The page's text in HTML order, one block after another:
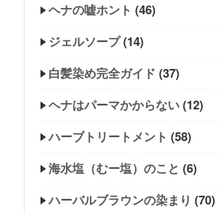
ヘナの嘘ホント (46)
ジェルソープ(14)
白髪染め完全ガイド (37)
ヘナはパーマかからない(12)
ハーブトリートメント (58)
海水塩（むー塩）のこと (6)
ハーバルブラウンの染まり (70)